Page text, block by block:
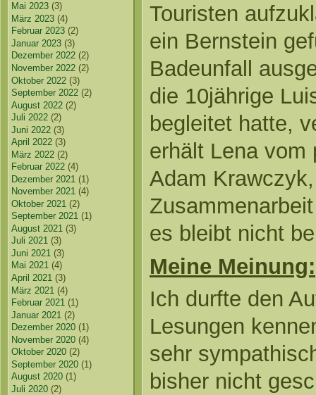
Mai 2023 (3)
März 2023 (4)
Februar 2023 (2)
Januar 2023 (3)
Dezember 2022 (2)
November 2022 (2)
Oktober 2022 (3)
September 2022 (2)
August 2022 (2)
Juli 2022 (2)
Juni 2022 (3)
April 2022 (3)
März 2022 (2)
Februar 2022 (4)
Dezember 2021 (1)
November 2021 (4)
Oktober 2021 (2)
September 2021 (1)
August 2021 (3)
Juli 2021 (3)
Juni 2021 (3)
Mai 2021 (4)
April 2021 (3)
März 2021 (4)
Februar 2021 (1)
Januar 2021 (2)
Dezember 2020 (1)
November 2020 (4)
Oktober 2020 (2)
September 2020 (1)
August 2020 (1)
Juli 2020 (2)
Touristen
ein Bernstein
Badeunfall
die 10jährige
begleitet hatte,
erhält Lena vom
Adam
es bleibt nicht
Meine Meinung:
Ich durfte den
Lesungen
sehr
bisher nicht